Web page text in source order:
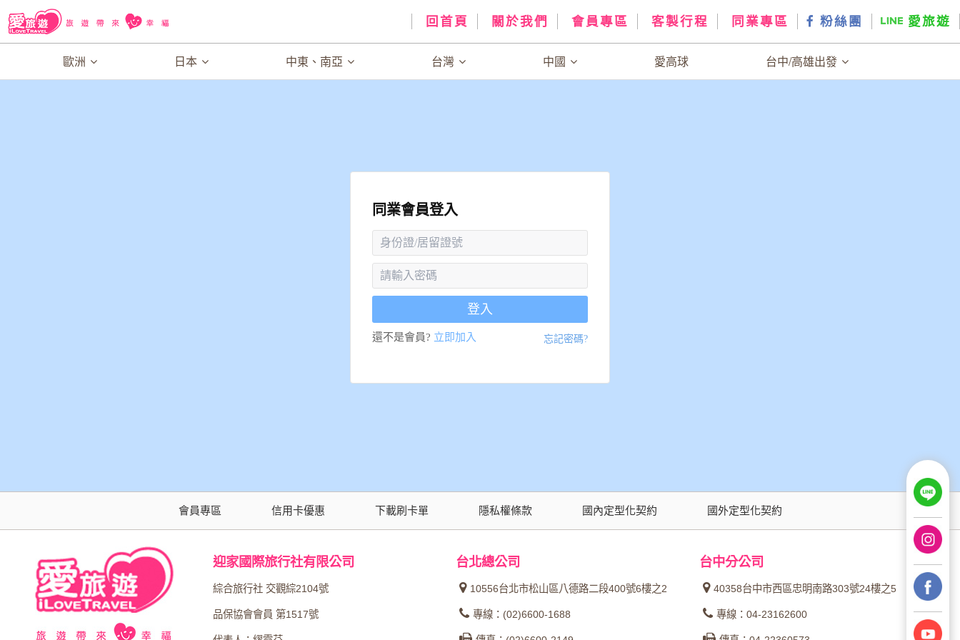
回首頁 關於我們 會員專區 客製行程 同業專區 粉絲團 愛旅遊
歐洲 日本 中東、南亞 台灣 中國 愛高球 台中/高雄出發
同業會員登入
登入
還不是會員? 立即加入 忘記密碼?
會員專區 信用卡優惠 下載刷卡單 隱私權條款 國內定型化契約 國外定型化契約
迎家國際旅行社有限公司
綜合旅行社 交觀綜2104號
品保協會會員 第1517號
台北總公司
10556台北市松山區八德路二段400號6樓之2
專線：(02)6600-1688
台中分公司
40358台中市西區忠明南路303號24樓之5
專線：04-23162600